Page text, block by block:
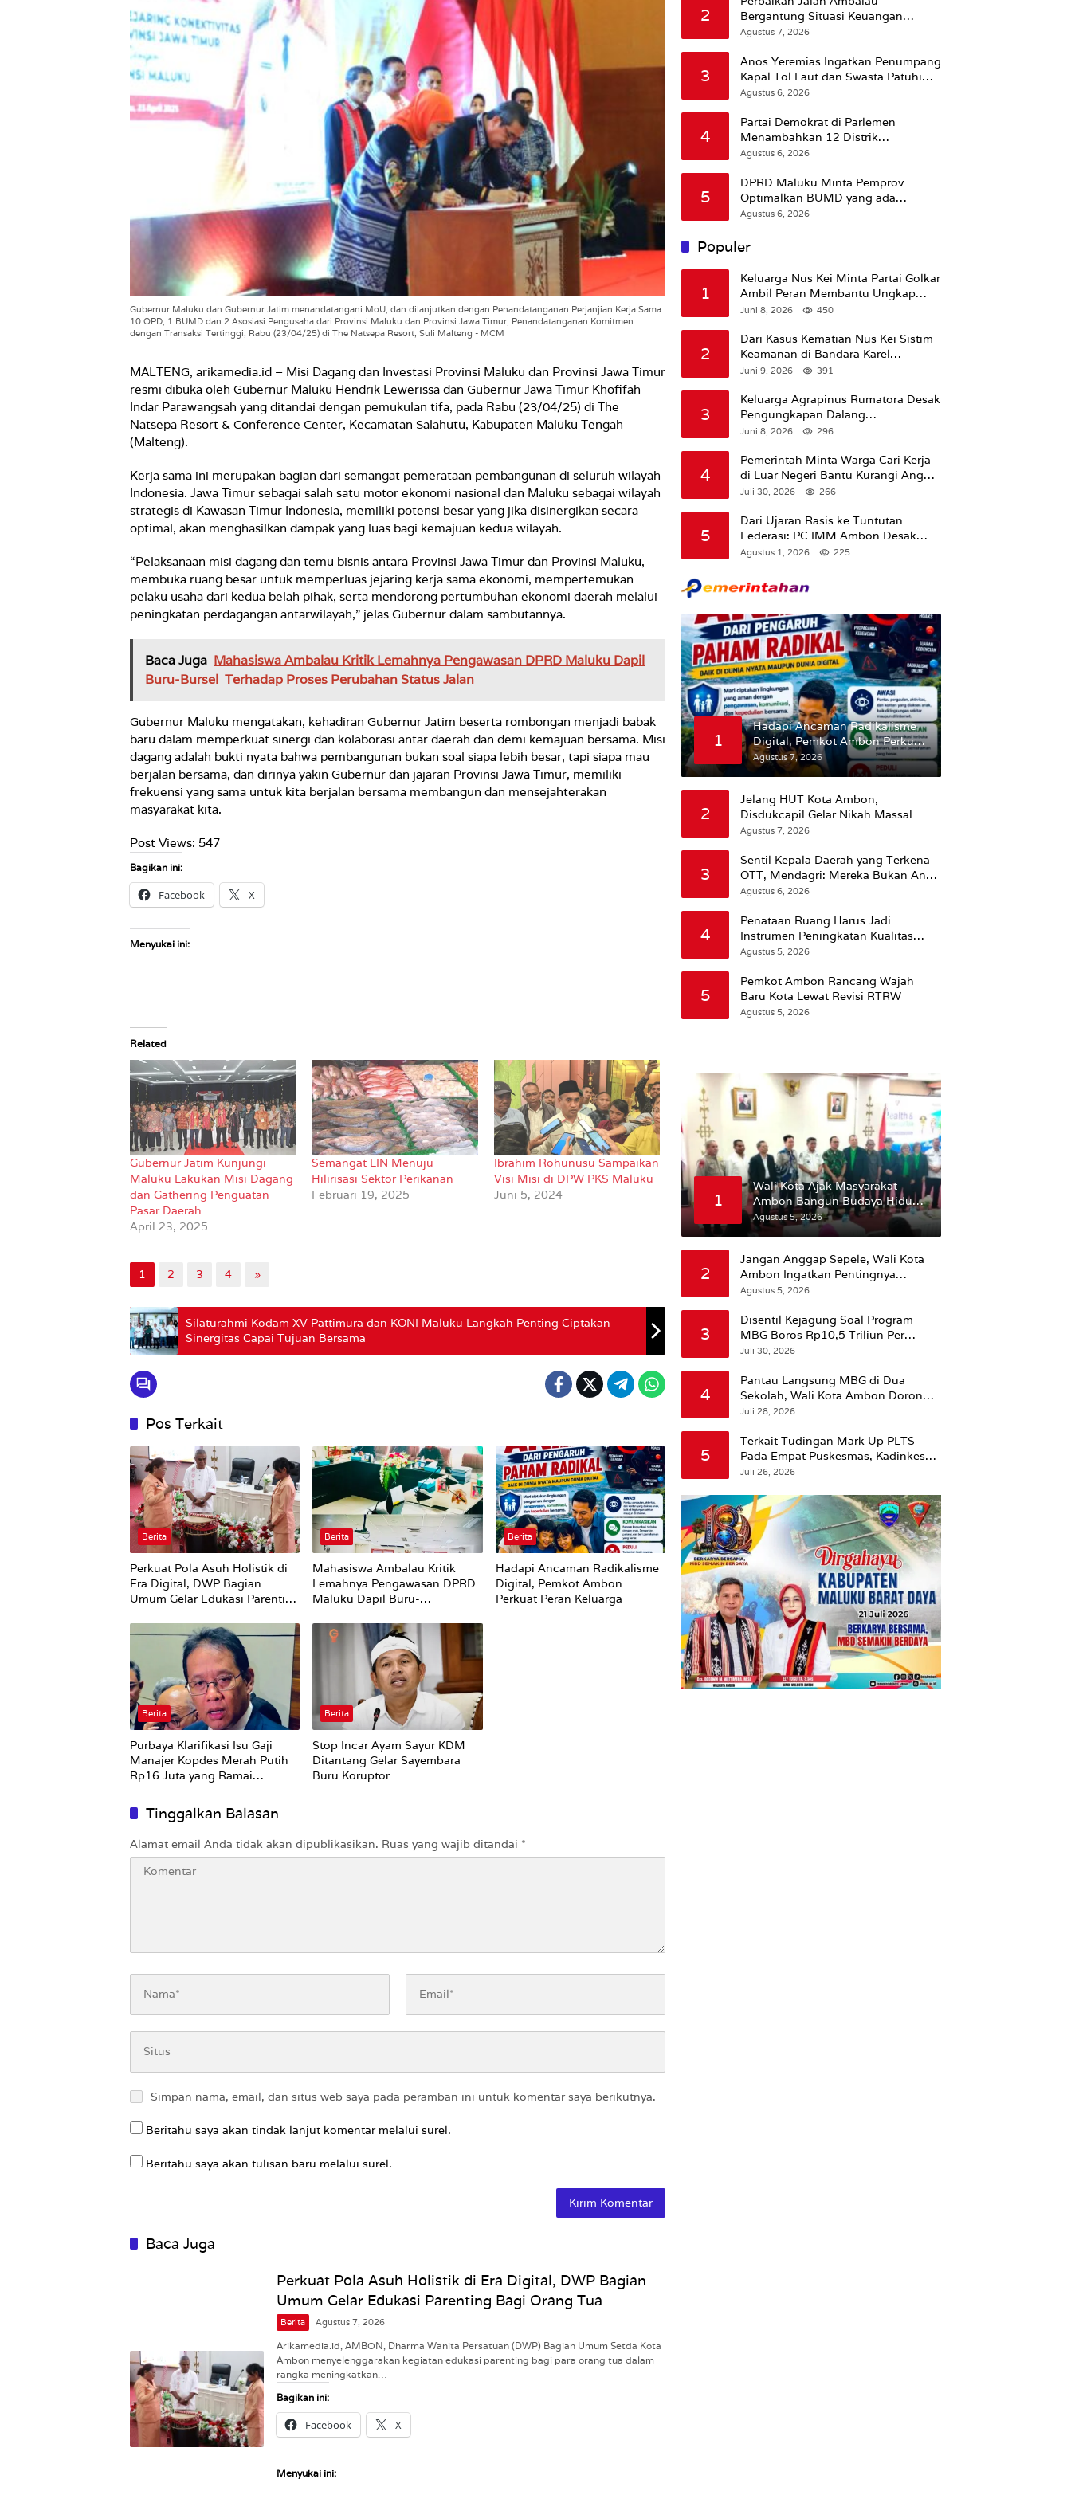
Gubernur Maluku dan Gubernur Jatim menandatangani MoU, dan dilanjutkan dengan Penandatanganan Perjanjian Kerja Sama
10 OPD, 1 BUMD dan 2 Asosiasi Pengusaha dari Provinsi Maluku dan Provinsi Jawa Timur, Penandatanganan Komitmen
dengan Transaksi Tertinggi, Rabu (23/04/25) di The Natsepa Resort, Suli Malteng - MCM
MALTENG, arikamedia.id – Misi Dagang dan Investasi Provinsi Maluku dan Provinsi Jawa Timur
resmi dibuka oleh Gubernur Maluku Hendrik Lewerissa dan Gubernur Jawa Timur Khofifah
Indar Parawangsah yang ditandai dengan pemukulan tifa, pada Rabu (23/04/25) di The
Natsepa Resort & Conference Center, Kecamatan Salahutu, Kabupaten Maluku Tengah
(Malteng).
Kerja sama ini merupakan bagian dari semangat pemerataan pembangunan di seluruh wilayah
Indonesia. Jawa Timur sebagai salah satu motor ekonomi nasional dan Maluku sebagai wilayah
strategis di Kawasan Timur Indonesia, memiliki potensi besar yang jika disinergikan secara
optimal, akan menghasilkan dampak yang luas bagi kemajuan kedua wilayah.
“Pelaksanaan misi dagang dan temu bisnis antara Provinsi Jawa Timur dan Provinsi Maluku,
membuka ruang besar untuk memperluas jejaring kerja sama ekonomi, mempertemukan
pelaku usaha dari kedua belah pihak, serta mendorong pertumbuhan ekonomi daerah melalui
peningkatan perdagangan antarwilayah,” jelas Gubernur dalam sambutannya.
Baca Juga Mahasiswa Ambalau Kritik Lemahnya Pengawasan DPRD Maluku Dapil
Buru-Bursel Terhadap Proses Perubahan Status Jalan
Gubernur Maluku mengatakan, kehadiran Gubernur Jatim beserta rombongan menjadi babak
baru dalam memperkuat sinergi dan kolaborasi antar daerah dan demi kemajuan bersama. Misi
dagang adalah bukti nyata bahwa pembangunan bukan soal siapa lebih besar, tapi siapa mau
berjalan bersama, dan dirinya yakin Gubernur dan jajaran Provinsi Jawa Timur, memiliki
frekuensi yang sama untuk kita berjalan bersama membangun dan mensejahterakan
masyarakat kita.
Post Views: 547
Bagikan ini:
Facebook X
Menyukai ini:
Related
Gubernur Jatim Kunjungi
Maluku Lakukan Misi Dagang
dan Gathering Penguatan
Pasar Daerah
April 23, 2025
Semangat LIN Menuju
Hilirisasi Sektor Perikanan
Februari 19, 2025
Ibrahim Rohunusu Sampaikan
Visi Misi di DPW PKS Maluku
Juni 5, 2024
1 2 3 4 »
Silaturahmi Kodam XV Pattimura dan KONI Maluku Langkah Penting Ciptakan
Sinergitas Capai Tujuan Bersama
Pos Terkait
Berita
Perkuat Pola Asuh Holistik di
Era Digital, DWP Bagian
Umum Gelar Edukasi Parenting
Berita
Mahasiswa Ambalau Kritik
Lemahnya Pengawasan DPRD
Maluku Dapil Buru-
Perubahan Status Jalan
Berita
Hadapi Ancaman Radikalisme
Digital, Pemkot Ambon
Perkuat Peran Keluarga
Berita
Purbaya Klarifikasi Isu Gaji
Manajer Kopdes Merah Putih
Rp16 Juta yang Ramai
Berita
Stop Incar Ayam Sayur KDM
Ditantang Gelar Sayembara
Buru Koruptor
Tinggalkan Balasan
Alamat email Anda tidak akan dipublikasikan. Ruas yang wajib ditandai *
Simpan nama, email, dan situs web saya pada peramban ini untuk komentar saya berikutnya.
Beritahu saya akan tindak lanjut komentar melalui surel.
Beritahu saya akan tulisan baru melalui surel.
Baca Juga
Perkuat Pola Asuh Holistik di Era Digital, DWP Bagian
Umum Gelar Edukasi Parenting Bagi Orang Tua
Berita Agustus 7, 2026
Arikamedia.id, AMBON, Dharma Wanita Persatuan (DWP) Bagian Umum Setda Kota
Ambon menyelenggarakan kegiatan edukasi parenting bagi para orang tua dalam
rangka meningkatkan…
Bagikan ini:
Facebook X
Menyukai ini:
2
Bergantung Situasi Keuangan
Pemprov Maluku
Agustus 7, 2026
3
Anos Yeremias Ingatkan Penumpang
Kapal Tol Laut dan Swasta Patuhi
Peringatan BMKG
Agustus 6, 2026
4
Partai Demokrat di Parlemen
Menambahkan 12 Distrik
Pendukung Trump
Agustus 6, 2026
5
DPRD Maluku Minta Pemprov
Optimalkan BUMD yang ada
Ketimbang Menambah Baru
Agustus 6, 2026
Populer
1
Keluarga Nus Kei Minta Partai Golkar
Ambil Peran Membantu Ungkap
Kematian Almarhum
Juni 8, 2026 450
2
Dari Kasus Kematian Nus Kei Sistim
Keamanan di Bandara Karel
Sadsuitubun Langgur
Juni 9, 2026 391
3
Keluarga Agrapinus Rumatora Desak
Pengungkapan Dalang
Pembunuhan, Siap Bawa Kasus ke
Juni 8, 2026 296
4
Pemerintah Minta Warga Cari Kerja
di Luar Negeri Bantu Kurangi Angka
Pengangguran
Juli 30, 2026 266
5
Dari Ujaran Rasis ke Tuntutan
Federasi: PC IMM Ambon Desak
Klarifikasi Presiden dan Imbau
Putih Di Maluku.
Agustus 1, 2026 225
1
Hadapi Ancaman Radikalisme
Digital, Pemkot Ambon Perkuat
Peran Keluarga
Agustus 7, 2026
2
Jelang HUT Kota Ambon,
Disdukcapil Gelar Nikah Massal
Agustus 7, 2026
3
Sentil Kepala Daerah yang Terkena
OTT, Mendagri: Mereka Bukan Anak
Kemarin Sore
Agustus 6, 2026
4
Penataan Ruang Harus Jadi
Instrumen Peningkatan Kualitas
Hidup Masyarakat, Wattimena:
Susun RDTR Sebagai Dasar Hukum
Agustus 5, 2026
5
Pemkot Ambon Rancang Wajah
Baru Kota Lewat Revisi RTRW
Agustus 5, 2026
1
Wali Kota Ajak Masyarakat
Ambon Bangun Budaya Hidup
Sehat
Agustus 5, 2026
2
Jangan Anggap Sepele, Wali Kota
Ambon Ingatkan Pentingnya
Perencanaan Kesehatan
Agustus 5, 2026
3
Disentil Kejagung Soal Program
MBG Boros Rp10,5 Triliun Per
Tahun, Kepala BGN Sudaryono Beri
Juli 30, 2026
4
Pantau Langsung MBG di Dua
Sekolah, Wali Kota Ambon Dorong
Pemerataan Hingga Wilayah
Juli 28, 2026
5
Terkait Tudingan Mark Up PLTS
Pada Empat Puskesmas, Kadinkes
Ambon Beri Klarifikasi.
Juli 26, 2026